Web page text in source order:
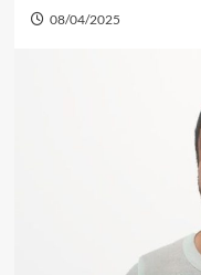
08/04/2025